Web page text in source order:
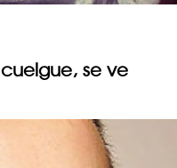
se ve